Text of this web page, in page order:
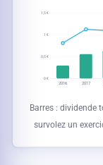
0 €
0,5 €
1 €
1,5 €
2016 2017
Barres : dividende
survolez un